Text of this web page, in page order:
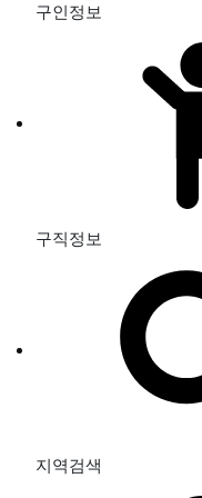
구인정보
구직정보
지역검색